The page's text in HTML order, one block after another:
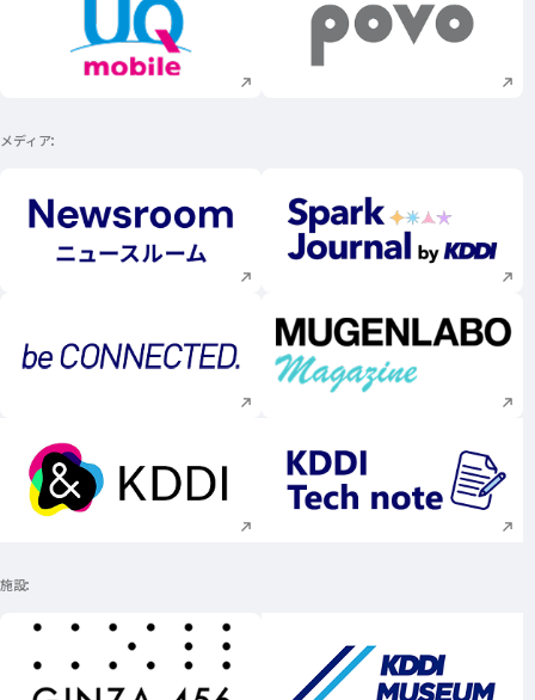
新規ウィンドウで開く 新規ウィンドウで
メディア
新規ウィンドウで開く 新規ウィンドウで
新規ウィンドウで開く 新規ウィンドウで
新規ウィンドウで開く 新規ウィンドウで
施設
新規ウィンドウで開く 新規ウィンドウで